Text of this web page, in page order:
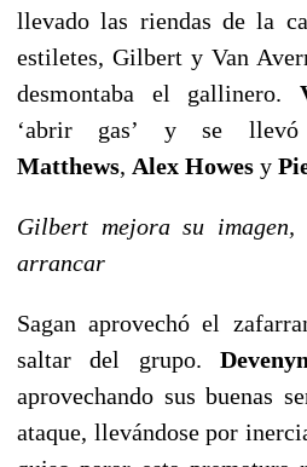
llevado las riendas de la
estiletes, Gilbert y Van
desmontaba el gallinero.
‘abrir gas’ y se
Matthews, Alex Howes y
Gilbert mejora su imagen,
arrancar
Sagan aprovechó el
saltar del grupo.
aprovechando sus buenas
ataque, llevándose por